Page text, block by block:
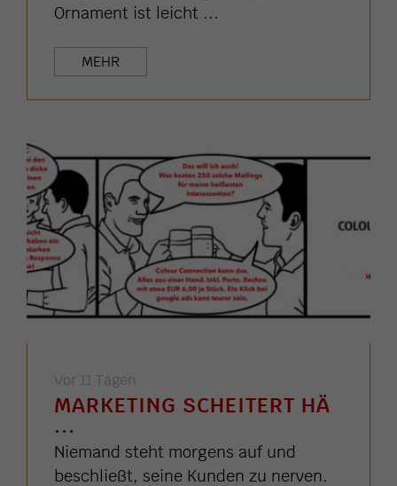
Ornament ist leicht ...
MEHR
Vor 11 Tagen
MARKETING SCHEITERT HÄ
...
Niemand steht morgens auf und
beschließt, seine Kunden zu nerven.